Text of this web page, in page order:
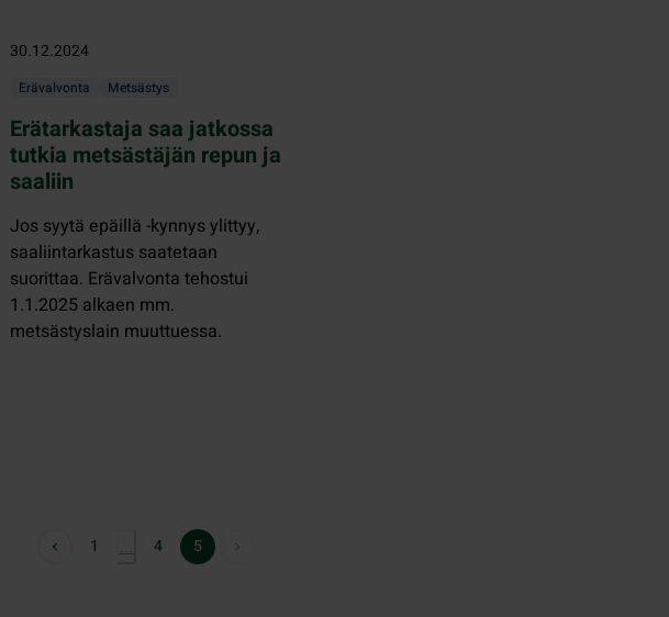
30.12.2024
Erävalvonta Metsästys
Erätarkastaja saa jatkossa
tutkia metsästäjän repun ja
saaliin
Jos syytä epäillä -kynnys ylittyy,
saaliintarkastus saatetaan
suorittaa. Erävalvonta tehostui
1.1.2025 alkaen mm.
metsästyslain muuttuessa.
1 4 5